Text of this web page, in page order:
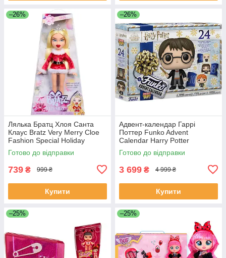
–26%
Лялька Братц Хлоя Санта
Клаус Bratz Very Merry Cloe
Fashion Special Holiday
Готово до відправки
739 ₴ 999 ₴
Купити
–26%
Адвент-календар Гаррі
Поттер Funko Advent
Calendar Harry Potter
Готово до відправки
3 699 ₴ 4 999 ₴
Купити
–25% –25%